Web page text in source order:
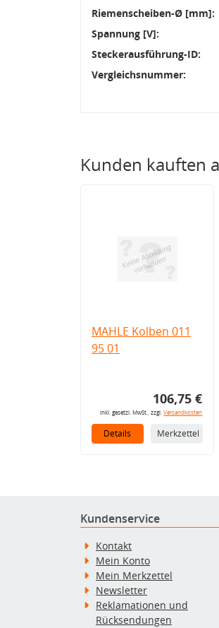
Riemenscheiben-Ø [mm]:
Spannung [V]:
Steckerausführung-ID:
Vergleichsnummer:
Kunden kauften
MAHLE Kolben 011
95 01
106,75 €
inkl. gesetzl. MwSt., zzgl.Versandkosten
Details Merkzettel
Kundenservice
Kontakt
Mein Konto
Mein Merkzettel
Newsletter
Reklamationen und
Rücksendungen